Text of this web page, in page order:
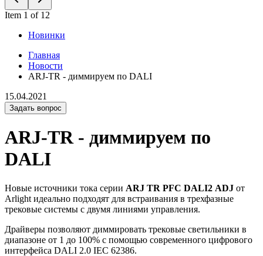
Item 1 of 12
Новинки
Главная
Новости
ARJ-TR - диммируем по DALI
15.04.2021
Задать вопрос
ARJ-TR - диммируем по
DALI
Новые источники тока серии ARJ TR PFC DALI2 ADJ от
Arlight идеально подходят для встраивания в трехфазные
трековые системы с двумя линиями управления.
Драйверы позволяют диммировать трековые светильники в
диапазоне от 1 до 100% с помощью современного цифрового
интерфейса DALI 2.0 IEC 62386.